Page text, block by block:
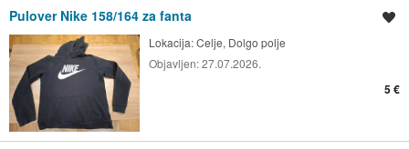
Pulover Nike 158/164 za fanta
Lokacija:Celje, Dolgo polje
Objavljen:27.07.2026.
5 €